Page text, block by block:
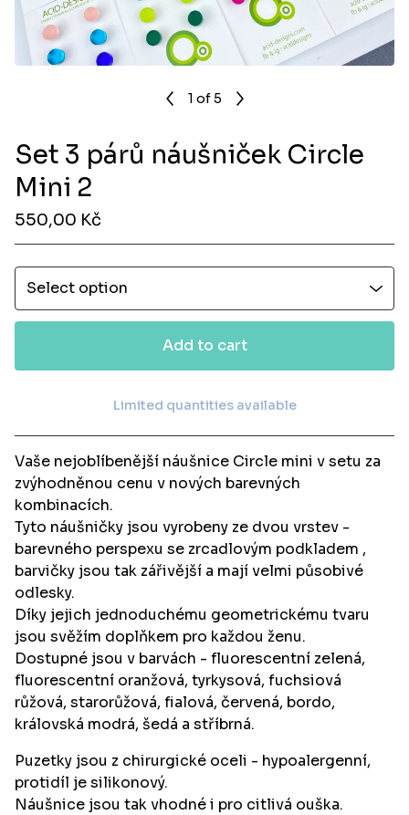
1 of 5
Set 3 párů náušniček Circle
Mini 2
550,00 Kč
Add to cart
View cart
Limited quantities available
Vaše nejoblíbenější náušnice Circle mini v setu za
zvýhodněnou cenu v nových barevných
kombinacích.
Tyto náušničky jsou vyrobeny ze dvou vrstev -
barevného perspexu se zrcadlovým podkladem ,
barvičky jsou tak zářivější a mají velmi působivé
odlesky.
Díky jejich jednoduchému geometrickému tvaru
jsou svěžím doplňkem pro každou ženu.
Dostupné jsou v barvách - fluorescentní zelená,
fluorescentní oranžová, tyrkysová, fuchsiová
růžová, starorůžová, fialová, červená, bordo,
královská modrá, šedá a stříbrná.
Puzetky jsou z chirurgické oceli - hypoalergenní,
protidíl je silikonový.
Náušnice jsou tak vhodné i pro citlivá ouška.